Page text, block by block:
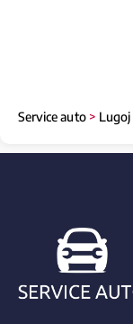
Service auto> Lugoj